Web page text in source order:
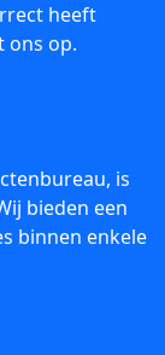
heeft
ons op.
is
bieden een
binnen enkele